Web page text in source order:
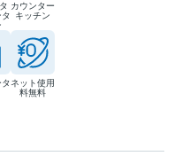
カウンター
キッチン
ネット使用
料無料